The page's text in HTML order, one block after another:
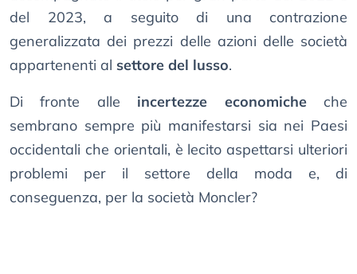
del 2023, a seguito di una contrazione
generalizzata dei prezzi delle azioni delle società
appartenenti al settore del lusso.
Di fronte alle incertezze economicheche
sembrano sempre più manifestarsi sia nei Paesi
occidentali che orientali, è lecito aspettarsi ulteriori
problemi per il settore della moda e, di
conseguenza, per la società Moncler?